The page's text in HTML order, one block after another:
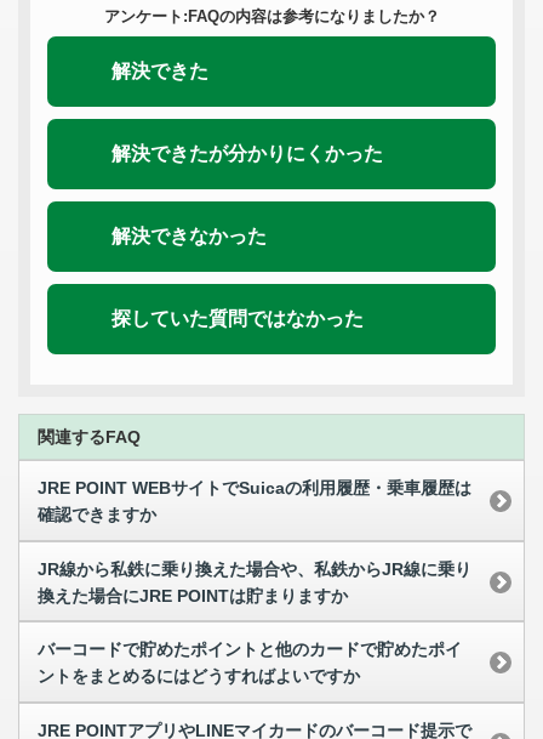
アンケート:FAQの内容は参考になりましたか？
解決できた
解決できたが分かりにくかった
解決できなかった
探していた質問ではなかった
関連するFAQ
JRE POINT WEBサイトでSuicaの利用履歴・乗車履歴は
確認できますか
JR線から私鉄に乗り換えた場合や、私鉄からJR線に乗り
換えた場合にJRE POINTは貯まりますか
バーコードで貯めたポイントと他のカードで貯めたポイ
ントをまとめるにはどうすればよいですか
JRE POINTアプリやLINEマイカードのバーコード提示で